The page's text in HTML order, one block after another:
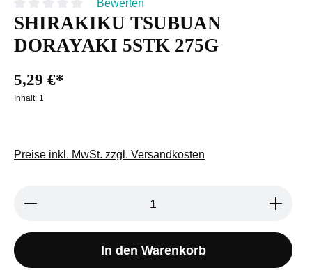
Durchschnittliche Bewertung von 0 von 5 Sternen
Bewerten
SHIRAKIKU TSUBUAN
DORAYAKI 5STK 275G
5,29 €*
Inhalt: 1
Preise inkl. MwSt. zzgl. Versandkosten
Produkt Anzahl: Gib den
In den Warenkorb